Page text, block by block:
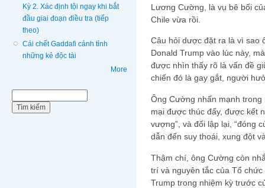
Kỳ 2. Xác định tội ngay khi bắt
đầu giai đoạn điều tra (tiếp
theo)
Cái chết Gaddafi cảnh tỉnh
những kẻ độc tài
More
Lương Cường, là vụ bê bối
Chile vừa rồi.
Câu hỏi dược đặt ra là vì sao
Donald Trump vào lúc này,
được nhìn thấy rõ là vấn đề
chiến đó là gay gắt, người
Ông Cường nhấn mạnh trong
mại được thúc đẩy, được kết
vượng”, và đối lập lại, “đóng
dẫn đến suy thoái, xung đột
Thậm chí, ông Cường còn
trí và nguyên tắc của Tổ
Trump trong nhiệm kỳ trước